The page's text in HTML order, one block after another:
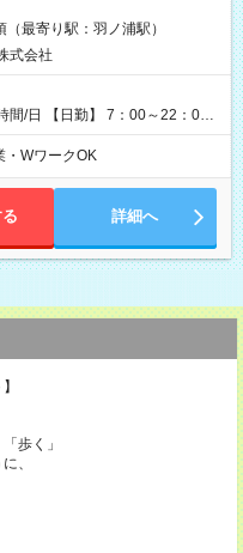
異なる部分があります。 雇用
与：時給 1,050円以上
最寄り駅：羽ノ浦駅）
式会社
間/日 【日勤】 7：00～22：00
日～OK ／ 夜勤
・WワークOK
詳細へ
歩く」
、